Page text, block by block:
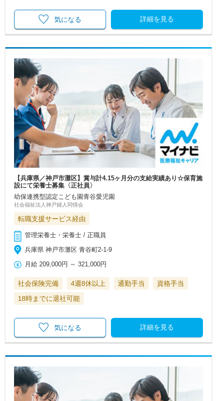
詳細を見る
気になる
【兵庫県／神戸市灘区】賞与計4.15ヶ月分の支給実績あり☆保育施
設にて栄養士募集〈正社員〉
幼保連携型認定こども園青谷愛児園
社会福祉法人神戸婦人同情会
転職支援サービス経由
管理栄養士・栄養士 / 正職員
兵庫県 神戸市灘区 青谷町2-1-9
月給 209,000円 ～321,000円
社会保険完備 4週8休以上 通勤手当
資格手当
18時までに退社可能
詳細を見る
気になる